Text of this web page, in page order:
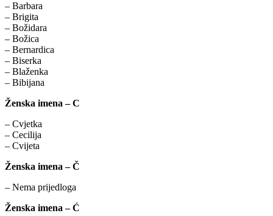
– Barbara
– Brigita
– Božidara
– Božica
– Bernardica
– Biserka
– Blaženka
– Bibijana
Ženska imena – C
– Cvjetka
– Cecilija
– Cvijeta
Ženska imena – Č
– Nema prijedloga
Ženska imena – Ć